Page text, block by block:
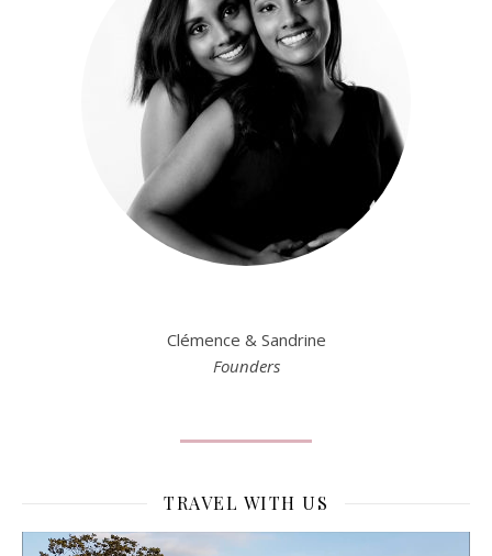
Clémence & Sandrine
Founders
TRAVEL WITH US
Lecteur